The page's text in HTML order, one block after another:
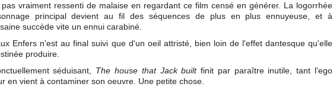
vraiment ressenti de malaise en regardant ce film censé en générer. La logorrhée
principal devient au fil des séquences de plus en plus ennuyeuse, et à
succède vite un ennui carabiné.
Enfers n'est au final suivi que d'un oeil attristé, bien loin de l'effet dantesque qu'elle
produire.
séduisant, The house that Jack builtfinit par paraître inutile, tant l'ego
en vient à contaminer son oeuvre. Une petite chose.